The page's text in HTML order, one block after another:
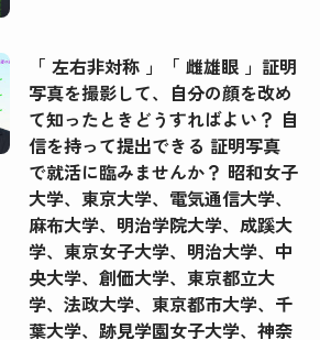
「 左右非対称 」「 雌雄眼 」証明
写真を撮影して、自分の顔を改め
て知ったときどうすればよい？ 自
信を持って提出できる 証明写真
で就活に臨みませんか？ 昭和女子
大学、東京大学、電気通信大学、
麻布大学、明治学院大学、成蹊大
学、東京女子大学、明治大学、中
央大学、創価大学、東京都立大
学、法政大学、東京都市大学、千
葉大学、跡見学園女子大学、神奈